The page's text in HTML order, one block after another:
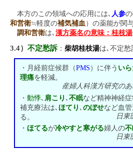
本方のこの領域への応用には､ 人参の
和営衛≒軽度の補気補血）の薬能が関
調和営衛は､ 漢方薬名の意味：桂枝湯
3.4） 不定愁訴 ： 柴胡桂枝湯は､不定愁
・月経前症候群（PMS ）に伴う い
理痛を軽減。
産婦人科漢方研究の
・動悸､ 肩こり ､不眠など精神神経
補充療法は､ほてり ､のぼせなど血
る。
日東
・ほてるが冷やすと寒がる婦人の
日東